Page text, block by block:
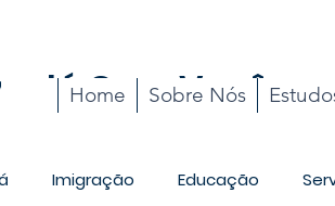
Com Você
Home Sobre Nós
Imigração Educação